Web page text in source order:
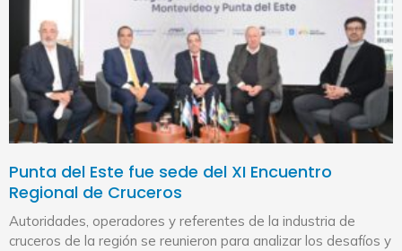
Punta del Este fue sede del XI Encuentro
Regional de Cruceros
Autoridades, operadores y referentes de la industria de
cruceros de la región se reunieron para analizar los desafíos y